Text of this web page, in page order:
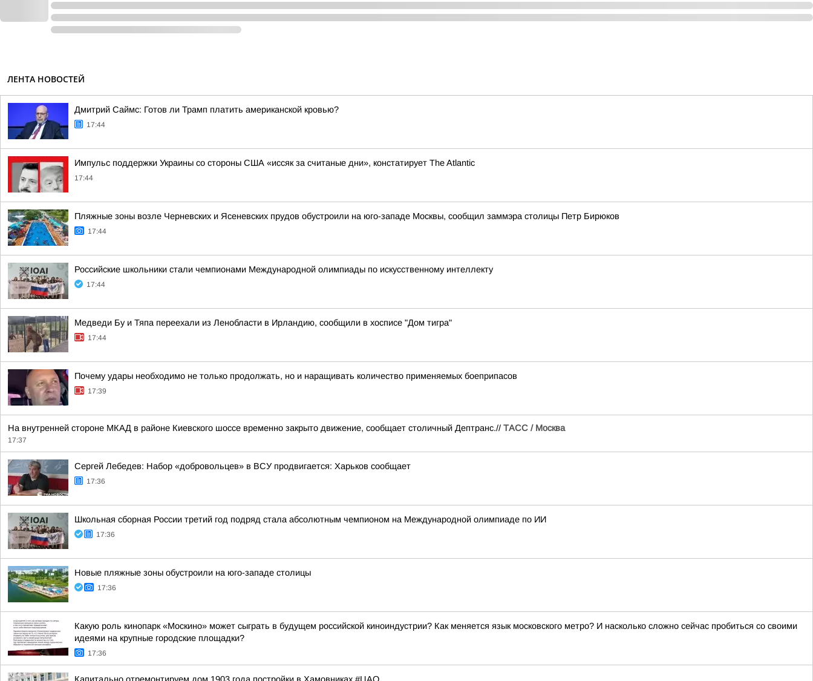
ЛЕНТА НОВОСТЕЙ
Дмитрий Саймс: Готов ли Трамп платить американской кровью?
17:44
Импульс поддержки Украины со стороны США «иссяк за считаные дни», констатирует The Atlantic
17:44
Пляжные зоны возле Черневских и Ясеневских прудов обустроили на юго-западе Москвы, сообщил заммэра столицы Петр Бирюков
17:44
Российские школьники стали чемпионами Международной олимпиады по искусственному интеллекту
17:44
Медведи Бу и Тяпа переехали из Ленобласти в Ирландию, сообщили в хосписе "Дом тигра"
17:44
Почему удары необходимо не только продолжать, но и наращивать количество применяемых боеприпасов
17:39
На внутренней стороне МКАД в районе Киевского шоссе временно закрыто движение, сообщает столичный Дептранс.// ТАСС / Москва
17:37
Сергей Лебедев: Набор «добровольцев» в ВСУ продвигается: Харьков сообщает
17:36
Школьная сборная России третий год подряд стала абсолютным чемпионом на Международной олимпиаде по ИИ
17:36
Новые пляжные зоны обустроили на юго-западе столицы
17:36
Какую роль кинопарк «Москино» может сыграть в будущем российской киноиндустрии? Как меняется язык московского метро? И насколько сложно сейчас пробиться со своими
идеями на крупные городские площадки?
17:36